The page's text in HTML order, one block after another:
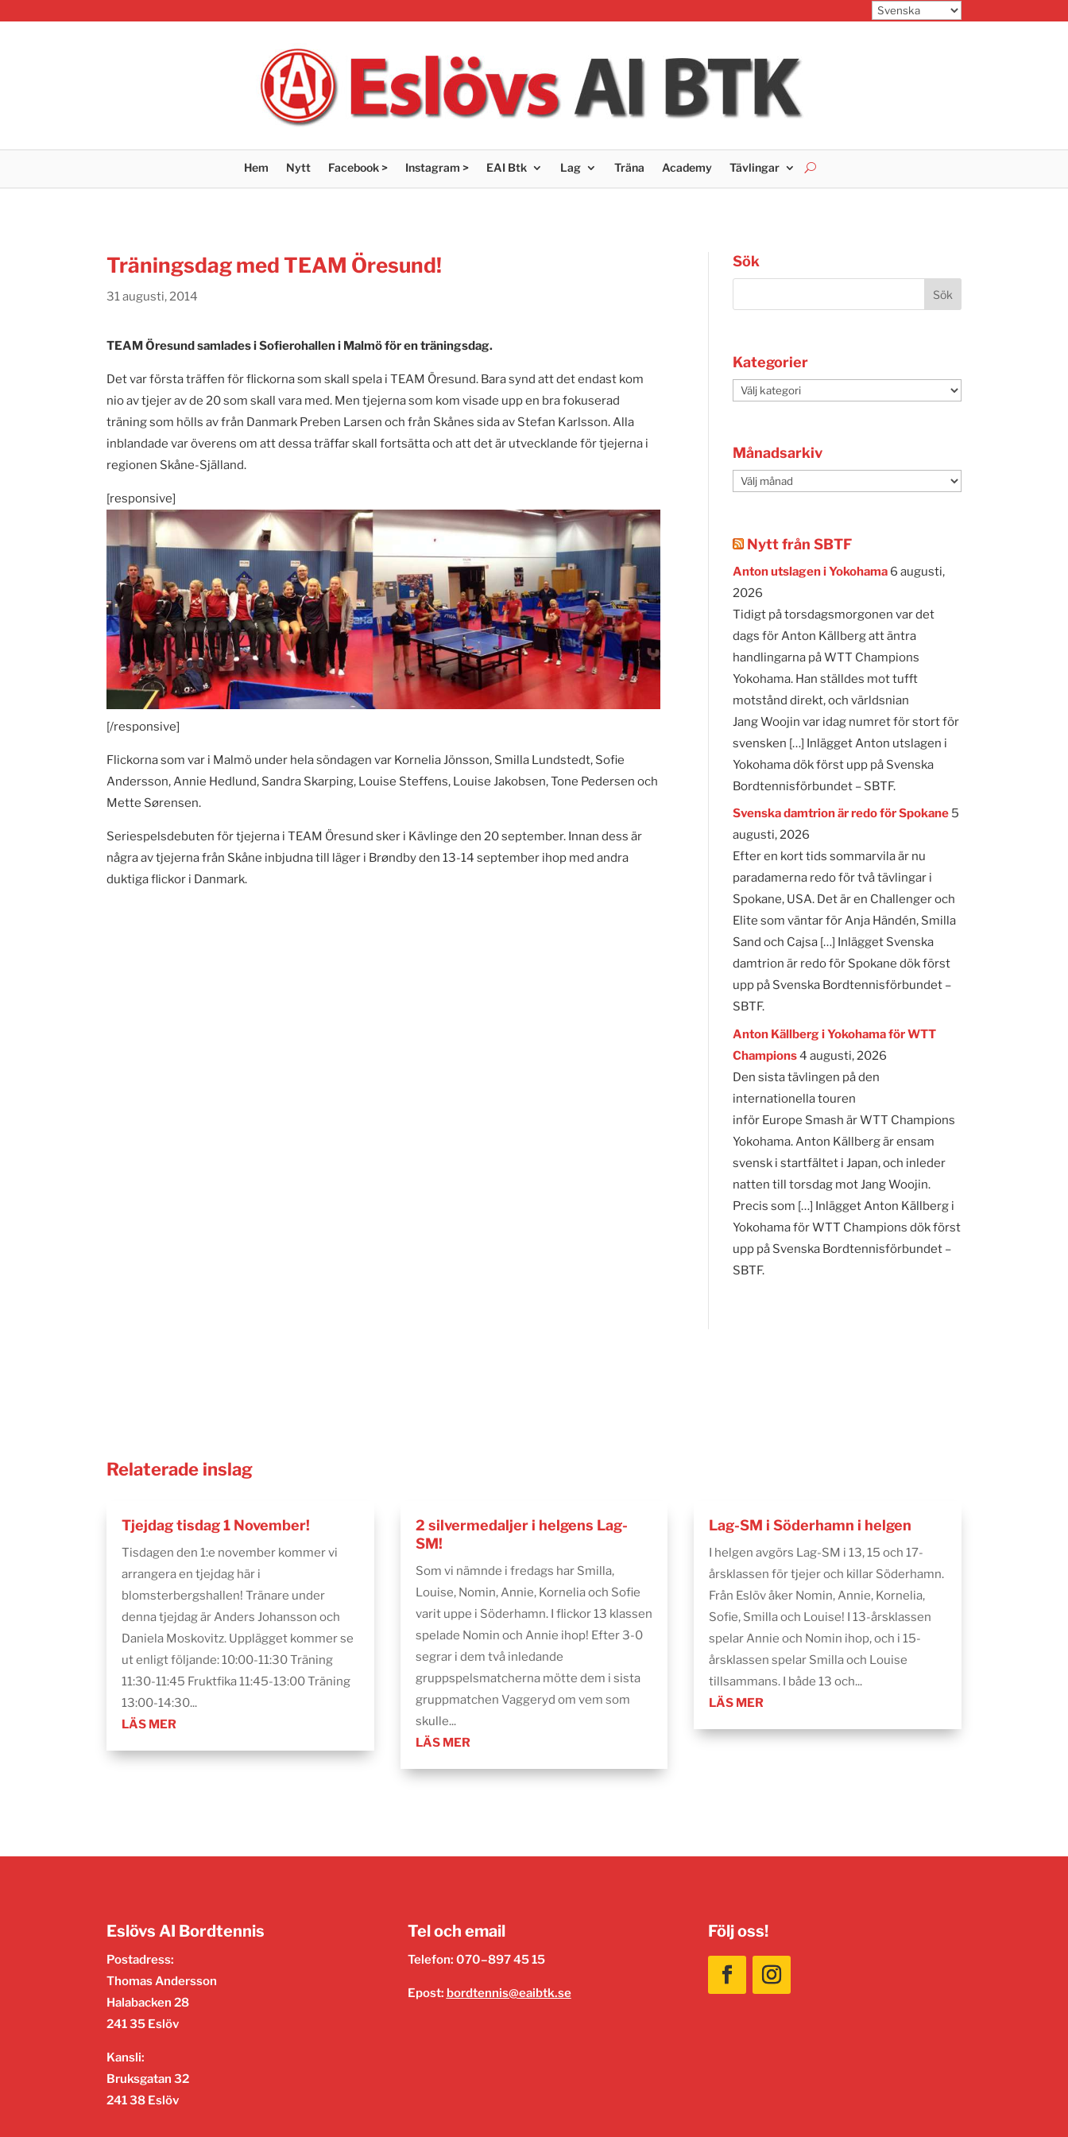
Hem Nytt Facebook > Instagram > EAI Btk Lag Träna Academy Tävlingar
Träningsdag med TEAM Öresund!
31 augusti, 2014
TEAM Öresund samlades i Sofierohallen i Malmö för en träningsdag.
Det var första träffen för flickorna som skall spela i TEAM Öresund. Bara synd att det endast kom
nio av tjejer av de 20 som skall vara med. Men tjejerna som kom visade upp en bra fokuserad
träning som hölls av från Danmark Preben Larsen och från Skånes sida av Stefan Karlsson. Alla
inblandade var överens om att dessa träffar skall fortsätta och att det är utvecklande för tjejerna i
regionen Skåne-Själland.
[responsive]
[/responsive]
Flickorna som var i Malmö under hela söndagen var Kornelia Jönsson, Smilla Lundstedt, Sofie
Andersson, Annie Hedlund, Sandra Skarping, Louise Steffens, Louise Jakobsen, Tone Pedersen och
Mette Sørensen.
Seriespelsdebuten för tjejerna i TEAM Öresund sker i Kävlinge den 20 september. Innan dess är
några av tjejerna från Skåne inbjudna till läger i Brøndby den 13-14 september ihop med andra
duktiga flickor i Danmark.
Sök
Kategorier
Kategorier
Månadsarkiv
Månadsarkiv
Nytt från SBTF
Anton utslagen i Yokohama 6 augusti,
2026
Tidigt på torsdagsmorgonen var det
dags för Anton Källberg att äntra
handlingarna på WTT Champions
Yokohama. Han ställdes mot tufft
motstånd direkt, och världsnian
Jang Woojin var idag numret för stort för
svensken […] Inlägget Anton utslagen i
Yokohama dök först upp på Svenska
Bordtennisförbundet – SBTF.
Svenska damtrion är redo för Spokane 5
augusti, 2026
Efter en kort tids sommarvila är nu
paradamerna redo för två tävlingar i
Spokane, USA. Det är en Challenger och
Elite som väntar för Anja Händén, Smilla
Sand och Cajsa […] Inlägget Svenska
damtrion är redo för Spokane dök först
upp på Svenska Bordtennisförbundet –
SBTF.
Anton Källberg i Yokohama för WTT
Champions4 augusti, 2026
Den sista tävlingen på den
internationella touren
inför Europe Smash är WTT Champions
Yokohama. Anton Källberg är ensam
svensk i startfältet i Japan, och inleder
natten till torsdag mot Jang Woojin.
Precis som […] Inlägget Anton Källberg i
Yokohama för WTT Champions dök först
upp på Svenska Bordtennisförbundet –
SBTF.
Relaterade inslag
Tjejdag tisdag 1 November!
Tisdagen den 1:e november kommer vi
arrangera en tjejdag här i
blomsterbergshallen! Tränare under
denna tjejdag är Anders Johansson och
Daniela Moskovitz. Upplägget kommer se
ut enligt följande: 10:00-11:30 Träning
11:30-11:45 Fruktfika 11:45-13:00 Träning
13:00-14:30...
LÄS MER
2 silvermedaljer i helgens Lag-
SM!
Som vi nämnde i fredags har Smilla,
Louise, Nomin, Annie, Kornelia och Sofie
varit uppe i Söderhamn. I flickor 13 klassen
spelade Nomin och Annie ihop! Efter 3-0
segrar i dem två inledande
gruppspelsmatcherna mötte dem i sista
gruppmatchen Vaggeryd om vem som
skulle...
LÄS MER
Lag-SM i Söderhamn i helgen
I helgen avgörs Lag-SM i 13, 15 och 17-
årsklassen för tjejer och killar Söderhamn.
Från Eslöv åker Nomin, Annie, Kornelia,
Sofie, Smilla och Louise! I 13-årsklassen
spelar Annie och Nomin ihop, och i 15-
årsklassen spelar Smilla och Louise
tillsammans. I både 13 och...
LÄS MER
Eslövs AI Bordtennis
Postadress:
Thomas Andersson
Halabacken 28
241 35 Eslöv
Kansli:
Bruksgatan 32
241 38 Eslöv
Tel och email
Telefon: 070–897 45 15
Epost: bordtennis@eaibtk.se
Följ oss!